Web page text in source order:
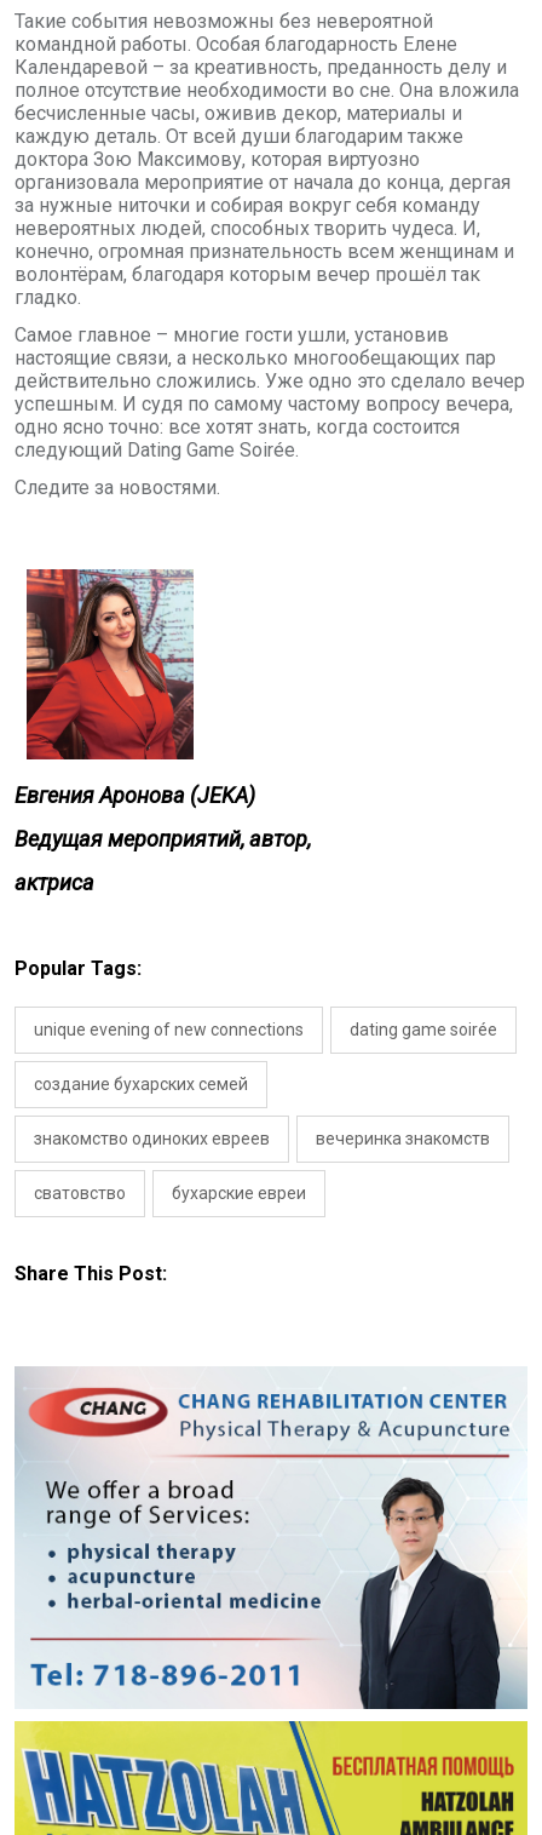
Такие события невозможны без невероятной
командной работы. Особая благодарность Елене
Календаревой – за креативность, преданность делу и
полное отсутствие необходимости во сне. Она вложила
бесчисленные часы, оживив декор, материалы и
каждую деталь. От всей души благодарим также
доктора Зою Максимову, которая виртуозно
организовала мероприятие от начала до конца, дергая
за нужные ниточки и собирая вокруг себя команду
невероятных людей, способных творить чудеса. И,
конечно, огромная признательность всем женщинам и
волонтёрам, благодаря которым вечер прошёл так
гладко.
Самое главное – многие гости ушли, установив
настоящие связи, а несколько многообещающих пар
действительно сложились. Уже одно это сделало вечер
успешным. И судя по самому частому вопросу вечера,
одно ясно точно: все хотят знать, когда состоится
следующий Dating Game Soirée.
Следите за новостями.
Евгения Аронова (JEKA)
Ведущая мероприятий, автор,
актриса
Popular Tags:
unique evening of new connections dating game soirée
создание бухарских семей
знакомство одиноких евреев вечеринка знакомств
сватовство бухарские евреи
Share This Post: